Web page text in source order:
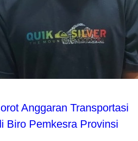
Anggaran Transportasi
Biro Pemkesra Provinsi